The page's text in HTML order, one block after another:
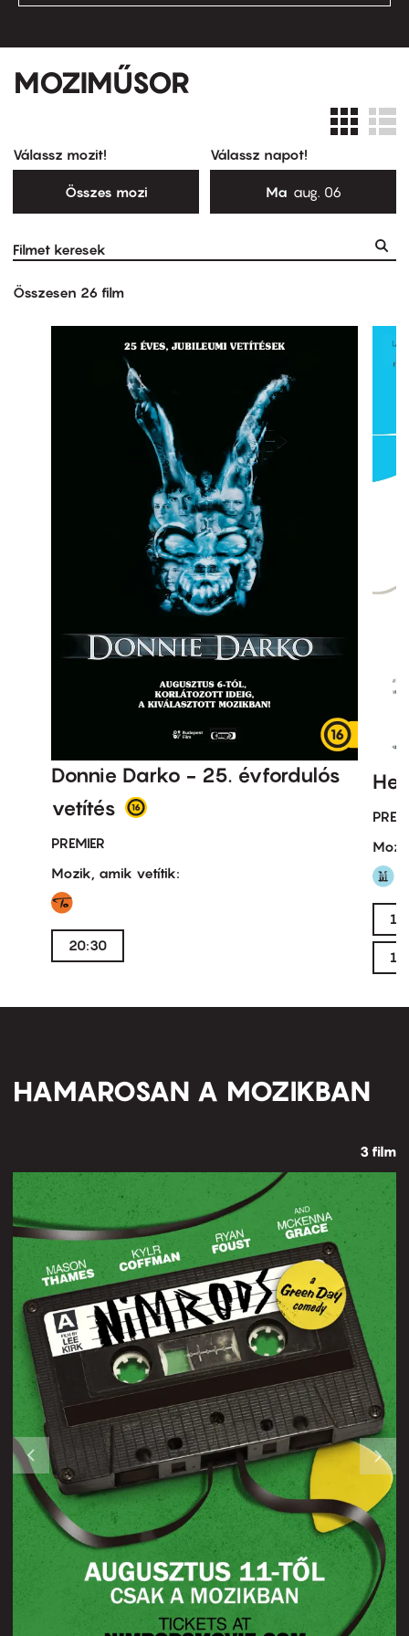
Moziműsor
MOZIMŰSOR
Válassz mozit!
Összes mozi
Válassz napot!
Ma aug. 06
Összesen 26 film
Donnie Darko - 25. évfordulós
vetítés
PREMIER
Mozik, amik vetítik:
20:30
HAMAROSAN A MOZIKBAN
3 film